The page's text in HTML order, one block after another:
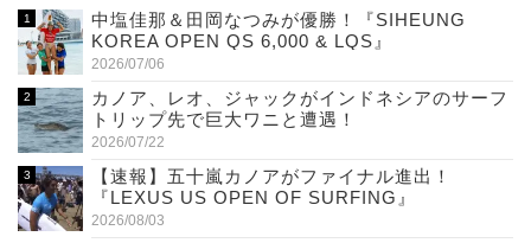
中塩佳那＆田岡なつみが優勝！『SIHEUNG
KOREA OPEN QS 6,000 & LQS』
2026/07/06
カノア、レオ、ジャックがインドネシアのサーフ
トリップ先で巨大ワニと遭遇！
2026/07/22
【速報】五十嵐カノアがファイナル進出！
『LEXUS US OPEN OF SURFING』
2026/08/03